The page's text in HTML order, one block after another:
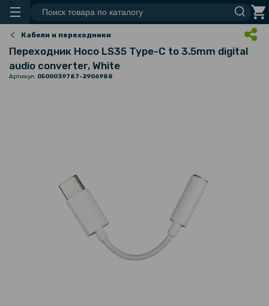
Кабели и переходники
Переходник Hoco LS35 Type-C to 3.5mm digital
audio converter, White
Артикул: 0500039787-2906988